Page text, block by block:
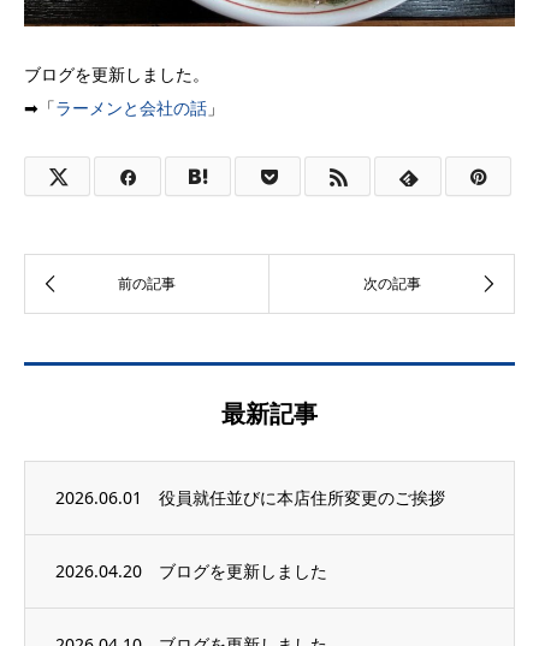
ブログを更新しました。
➡「ラーメンと会社の話 」
最新記事
2026.06.01 役員就任並びに本店住所変更のご挨拶
2026.04.20 ブログを更新しました